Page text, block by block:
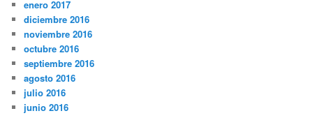
enero 2017
diciembre 2016
noviembre 2016
octubre 2016
septiembre 2016
agosto 2016
julio 2016
junio 2016